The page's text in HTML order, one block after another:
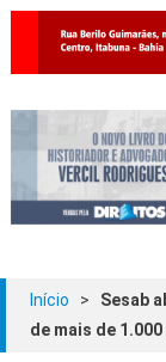
Início >
Sesab
de mais de